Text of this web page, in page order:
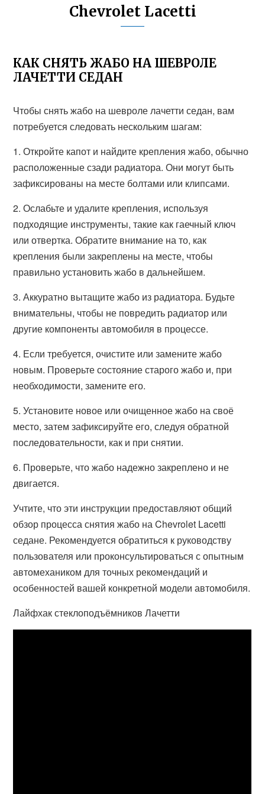
Chevrolet Lacetti
КАК СНЯТЬ ЖАБО НА ШЕВРОЛЕ
ЛАЧЕТТИ СЕДАН
Чтобы снять жабо на шевроле лачетти седан, вам
потребуется следовать нескольким шагам:
1. Откройте капот и найдите крепления жабо, обычно
расположенные сзади радиатора. Они могут быть
зафиксированы на месте болтами или клипсами.
2. Ослабьте и удалите крепления, используя
подходящие инструменты, такие как гаечный ключ
или отвертка. Обратите внимание на то, как
крепления были закреплены на месте, чтобы
правильно установить жабо в дальнейшем.
3. Аккуратно вытащите жабо из радиатора. Будьте
внимательны, чтобы не повредить радиатор или
другие компоненты автомобиля в процессе.
4. Если требуется, очистите или замените жабо
новым. Проверьте состояние старого жабо и, при
необходимости, замените его.
5. Установите новое или очищенное жабо на своё
место, затем зафиксируйте его, следуя обратной
последовательности, как и при снятии.
6. Проверьте, что жабо надежно закреплено и не
двигается.
Учтите, что эти инструкции предоставляют общий
обзор процесса снятия жабо на Chevrolet Lacetti
седане. Рекомендуется обратиться к руководству
пользователя или проконсультироваться с опытным
автомехаником для точных рекомендаций и
особенностей вашей конкретной модели автомобиля.
Лайфхак стеклоподъёмников Лачетти